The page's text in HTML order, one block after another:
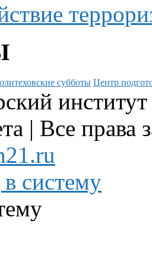
субботы Центр
| Все
систему